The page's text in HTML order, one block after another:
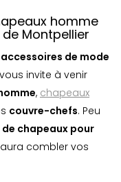
homme
Montpellier
accessoires de mode
invite à venir
, chapeaux
couvre-chefs. Peu
chapeaux pour
combler vos